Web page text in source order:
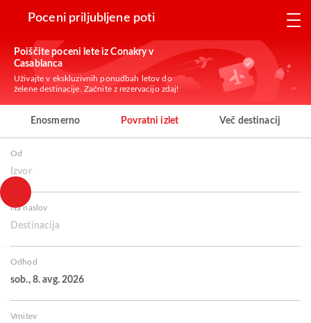
Poceni priljubljene poti
Poiščite poceni lete iz Conakry v
Casablanca
Uživajte v ekskluzivnih ponudbah letov do
želene destinacije. Začnite z rezervacijo zdaj!
Enosmerno Povratni izlet Več destinacij
Od
Izvor
Na naslov
Destinacija
Odhod
sob., 8. avg. 2026
Vrnitev